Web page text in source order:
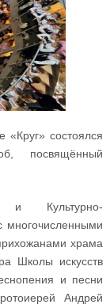
«Круг» состоялся
посвящённый
и Культурно-
многочисленными
храма
Школы искусств
и песни
Андрей